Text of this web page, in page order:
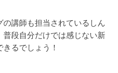
講師も担当されているしん
段自分だけでは感じない新
るでしょう！